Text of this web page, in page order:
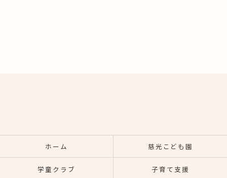
ホーム 慈光こども園
学童クラブ 子育て支援